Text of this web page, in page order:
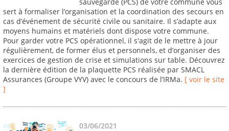
sert à formaliser l’organisation et la coordination des secours en
cas d’événement de sécurité civile ou sanitaire. Il s’adapte aux
moyens humains et matériels dont dispose votre commune.
Pour garder votre PCS opérationnel, il s'agit de le mettre à jour
régulièrement, de former élus et personnels, et d’organiser des
exercices de gestion de crise et simulations sur table. Découvrez
la dernière édition de la plaquette PCS réalisée par SMACL
Assurances (Groupe VYV) avec le concours de l’IRMa. [ voir le site
]
03/06/2021